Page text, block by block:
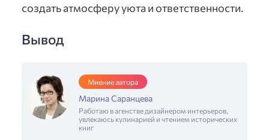
создать атмосферу уюта и ответственности.
Вывод
Мнение автора
Марина Саранцева
Работаю в агенстве дизайнером интерьеров,
увлекаюсь кулинарией и чтением исторических
книг